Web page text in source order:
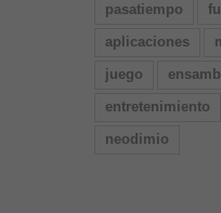
pasatiempo
aplicaciones
juego
entretenimiento
neodimio